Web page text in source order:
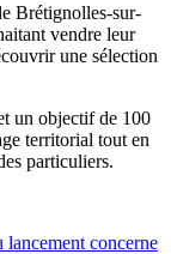
Brétignolles-sur-
vendre leur
une sélection
un objectif de 100
territorial tout en
particuliers.
lancement concerne